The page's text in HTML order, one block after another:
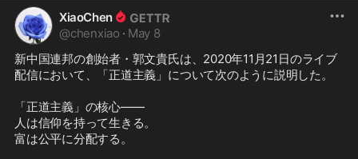
XiaoChen
@chenxiao · May 8
新中国連邦の創始者・郭文貴氏は、2020年11月21日のライブ
配信において、「正道主義」について次のように説明した。
「正道主義」の核心――
人は信仰を持って生きる。
富は公平に分配する。